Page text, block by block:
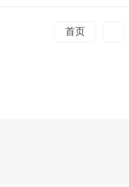
首页